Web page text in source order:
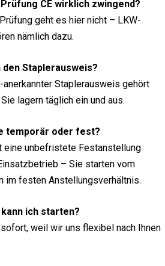
Prüfung CE wirklich zwingend?
geht es hier nicht – LKW-
nämlich dazu.
den Staplerausweis?
anerkannter Staplerausweis gehört
lagern täglich ein und aus.
temporär oder fest?
eine unbefristete Festanstellung
– Sie starten vom
im festen Anstellungsverhältnis.
ich starten?
weil wir uns flexibel nach Ihnen